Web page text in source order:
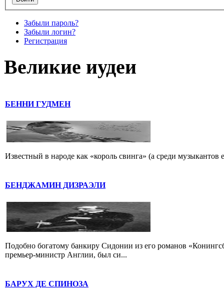
Забыли пароль?
Забыли логин?
Регистрация
Великие иудеи
БЕННИ ГУДМЕН
Известный в народе как «король свинга» (а среди
БЕНДЖАМИН ДИЗРАЭЛИ
Подобно богатому банкиру Сидонии из его романов
премьер-министр Англии, был си...
БАРУХ ДЕ СПИНОЗА